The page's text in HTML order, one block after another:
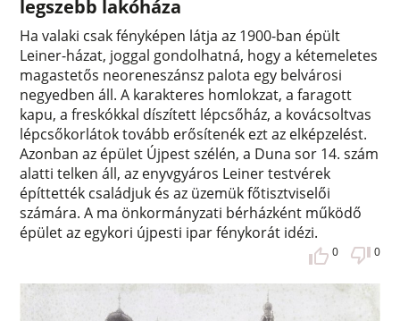
legszebb lakóháza
Ha valaki csak fényképen látja az 1900-ban épült
Leiner-házat, joggal gondolhatná, hogy a kétemeletes
magastetős neoreneszánsz palota egy belvárosi
negyedben áll. A karakteres homlokzat, a faragott
kapu, a freskókkal díszített lépcsőház, a kovácsoltvas
lépcsőkorlátok tovább erősítenék ezt az elképzelést.
Azonban az épület Újpest szélén, a Duna sor 14. szám
alatti telken áll, az enyvgyáros Leiner testvérek
építtették családjuk és az üzemük főtisztviselői
számára. A ma önkormányzati bérházként működő
épület az egykori újpesti ipar fénykorát idézi.
0 0